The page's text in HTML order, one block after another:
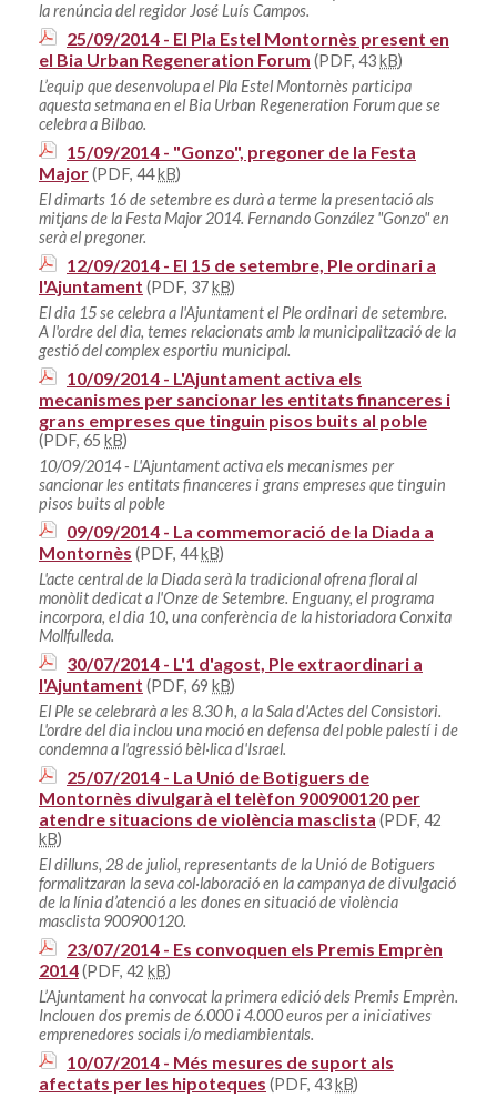
la renúncia del regidor José Luís Campos.
25/09/2014 - El Pla Estel Montornès present en
el Bia Urban Regeneration Forum (PDF, 43kB)
L’equip que desenvolupa el Pla Estel Montornès participa
aquesta setmana en el Bia Urban Regeneration Forum que se
celebra a Bilbao.
15/09/2014 - "Gonzo", pregoner de la Festa
Major(PDF, 44kB)
El dimarts 16 de setembre es durà a terme la presentació als
mitjans de la Festa Major 2014. Fernando González "Gonzo" en
serà el pregoner.
12/09/2014 - El 15 de setembre, Ple ordinari a
l'Ajuntament (PDF, 37kB)
El dia 15 se celebra a l'Ajuntament el Ple ordinari de setembre.
A l'ordre del dia, temes relacionats amb la municipalització de la
gestió del complex esportiu municipal.
10/09/2014 - L'Ajuntament activa els
mecanismes per sancionar les entitats financeres i
grans empreses que tinguin pisos buits al poble
(PDF, 65 kB)
10/09/2014 - L'Ajuntament activa els mecanismes per
sancionar les entitats financeres i grans empreses que tinguin
pisos buits al poble
09/09/2014 - La commemoració de la Diada a
Montornès (PDF, 44kB)
L'acte central de la Diada serà la tradicional ofrena floral al
monòlit dedicat a l'Onze de Setembre. Enguany, el programa
incorpora, el dia 10, una conferència de la historiadora Conxita
Mollfulleda.
30/07/2014 - L'1 d'agost, Ple extraordinari a
l'Ajuntament (PDF, 69 kB)
El Ple se celebrarà a les 8.30 h, a la Sala d'Actes del Consistori.
L'ordre del dia inclou una moció en defensa del poble palestí i de
condemna a l'agressió bèl·lica d'Israel.
25/07/2014 - La Unió de Botiguers de
Montornès divulgarà el telèfon 900900120 per
atendre situacions de violència masclista (PDF, 42
kB)
El dilluns, 28 de juliol, representants de la Unió de Botiguers
formalitzaran la seva col·laboració en la campanya de divulgació
de la línia d’atenció a les dones en situació de violència
masclista 900900120.
23/07/2014 - Es convoquen els Premis Emprèn
2014(PDF, 42 kB)
L’Ajuntament ha convocat la primera edició dels Premis Emprèn.
Inclouen dos premis de 6.000 i 4.000 euros per a iniciatives
emprenedores socials i/o mediambientals.
10/07/2014 - Més mesures de suport als
afectats per les hipoteques (PDF, 43kB)